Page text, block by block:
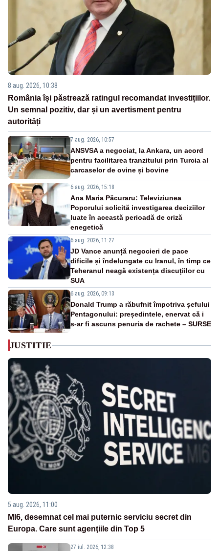
8 aug. 2026, 10:38
România își păstrează ratingul recomandat investițiilor.
Un semnal pozitiv, dar și un avertisment pentru
autorități
7 aug. 2026, 10:57
ANSVSA a negociat, la Ankara, un acord
pentru facilitarea tranzitului prin Turcia al
carcaselor de ovine și bovine
6 aug. 2026, 15:18
Ana Maria Păcuraru: Televiziunea
Poporului solicită investigarea deciziilor
luate în această perioadă de criză
enegetică
6 aug. 2026, 11:27
JD Vance anunță negocieri de pace
dificile și îndelungate cu Iranul, în timp ce
Teheranul neagă existența discuțiilor cu
SUA
6 aug. 2026, 09:13
Donald Trump a răbufnit împotriva șefului
Pentagonului: președintele, enervat că i
s-ar fi ascuns penuria de rachete – SURSE
JUSTITIE
5 aug. 2026, 11:00
MI6, desemnat cel mai puternic serviciu secret din
Europa. Care sunt agenţiile din Top 5
27 iul. 2026, 12:38